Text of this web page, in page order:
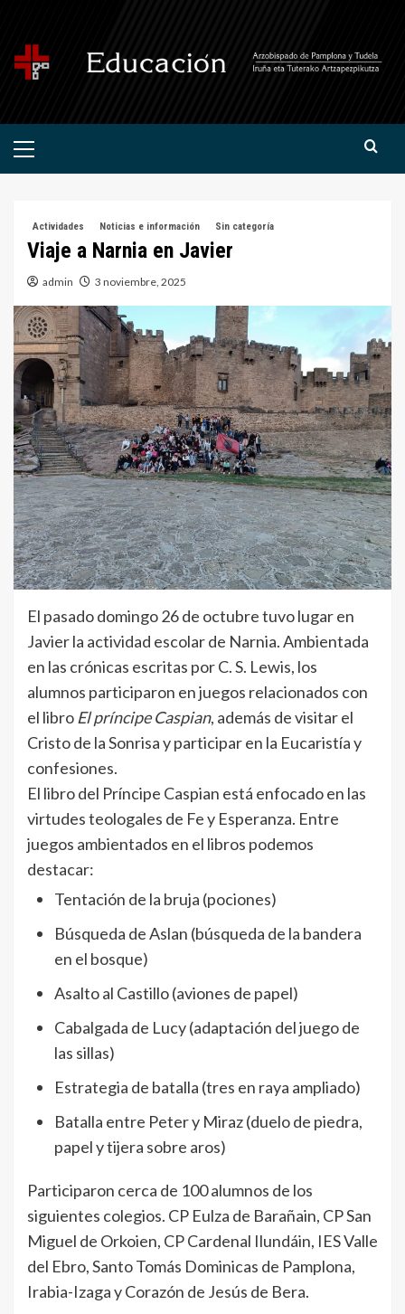
contenido
Menú
Actividades Noticias e información Sin categoría
Viaje a Narnia en Javier
admin 3 noviembre, 2025
El pasado domingo 26 de octubre tuvo lugar en
Javier la actividad escolar de Narnia. Ambientada
en las crónicas escritas por C. S. Lewis, los
alumnos participaron en juegos relacionados con
el libro El príncipe Caspian, además de visitar el
Cristo de la Sonrisa y participar en la Eucaristía y
confesiones.
El libro del Príncipe Caspian está enfocado en las
virtudes teologales de Fe y Esperanza. Entre
juegos ambientados en el libros podemos
destacar:
Tentación de la bruja (pociones)
Búsqueda de Aslan (búsqueda de la bandera
en el bosque)
Asalto al Castillo (aviones de papel)
Cabalgada de Lucy (adaptación del juego de
las sillas)
Estrategia de batalla (tres en raya ampliado)
Batalla entre Peter y Miraz (duelo de piedra,
papel y tijera sobre aros)
Participaron cerca de 100 alumnos de los
siguientes colegios. CP Eulza de Barañain, CP San
Miguel de Orkoien, CP Cardenal Ilundáin, IES Valle
del Ebro, Santo Tomás Dominicas de Pamplona,
Irabia-Izaga y Corazón de Jesús de Bera.